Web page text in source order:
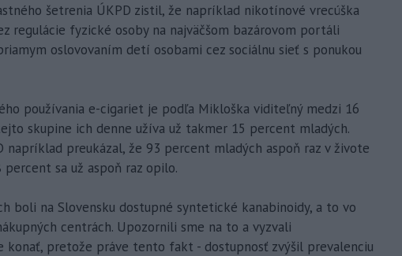
šetrenia ÚKPD zistil, že napríklad nikotínové vrecúška
regulácie fyzické osoby na najväčšom bazárovom portáli
oslovovaním detí osobami cez sociálnu sieť s ponukou
používania e-cigariet je podľa Mikloška viditeľný medzi 16
skupine ich denne užíva už takmer 15 percent mladých.
napríklad preukázal, že 93 percent mladých aspoň raz v živote
sa už aspoň raz opilo.
boli na Slovensku dostupné syntetické kanabinoidy, a to vo
centrách. Upozornili sme na to a vyzvali
konať, pretože práve tento fakt - dostupnosť zvýšil prevalenciu